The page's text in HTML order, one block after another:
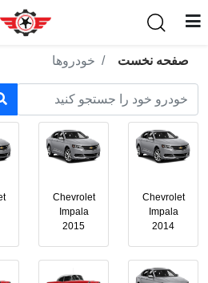
صفحه نخست خودروها
Chevrolet
Impala
2014
Chevrolet
Impala
2015